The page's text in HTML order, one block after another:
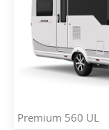
Premium 560 UL